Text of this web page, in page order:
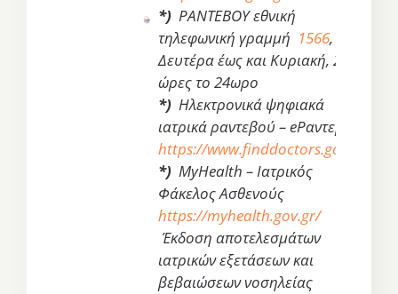
*) ΡΑΝΤΕΒΟΥ εθνική
τηλεφωνική γραμμή 1566, από
Δευτέρα έως και Κυριακή, 24
ώρες το 24ωρο
*) Ηλεκτρονικά ψηφιακά
ιατρικά ραντεβού – eΡαντεβού
https://www.finddoctors.gov.gr
*) MyHealth – Ιατρικός
Φάκελος Ασθενούς
https://myhealth.gov.gr/
Έκδοση αποτελεσμάτων
ιατρικών εξετάσεων και
βεβαιώσεων νοσηλείας